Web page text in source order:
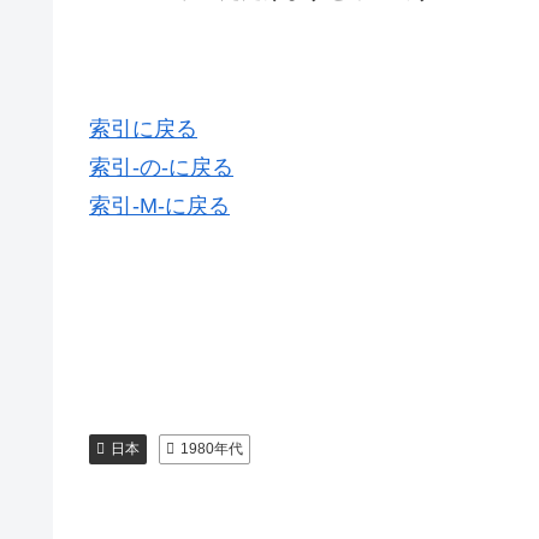
索引に戻る
索引-の-に戻る
索引-M-に戻る
日本 1980年代